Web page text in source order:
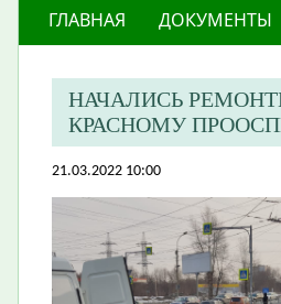
ГЛАВНАЯ ДОКУМЕНТЫ
НАЧАЛИСЬ
КРАСНОМУ
21.03.2022 10:00